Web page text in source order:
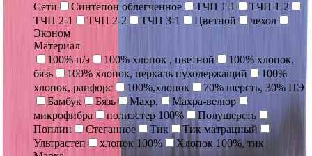
Сети
Синтепон облегченное ТЧП 1-1
ТЧП 1-2
ТЧП 2-1
ТЧП 2-2 ТЧП 3-1 Цветной
чехол
Эконом
Материал
100% п/э
100% хлопок , цветной
100% хлопок,
бязь
100% хлопок, перкаль пуходержащий
100%
хлопок, ранфорс
100%,хлопок
70% шерсть, 30% ПЭ
Бамбук
Бязь Махр.
Махра-велюр
микрофибра
полиэстер 100%
Полушерсть
Поплин
Стеганное Тик
Тик матрацный
Ультрастеп
хлопок 100%
Хлопок 100%, тик